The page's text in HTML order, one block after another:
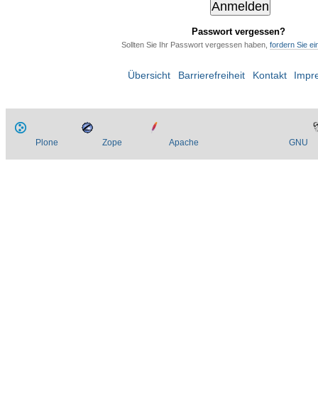
Passwort vergessen?
Sollten Sie Ihr Passwort vergessen haben, fordern Sie
Übersicht Barrierefreiheit Kontakt
Plone Zope Apache GNU